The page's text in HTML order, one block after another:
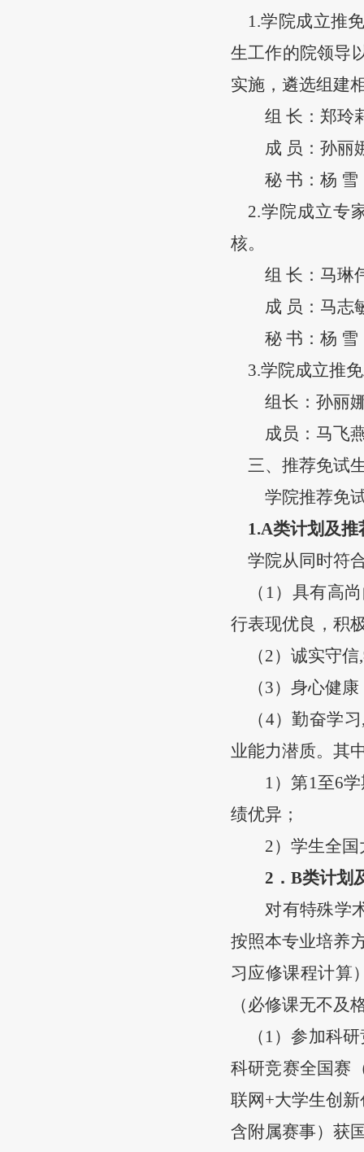
1.学院成立推
生工作的院领导
实施，遴选组建
组 长：郑玲
成 员：孙丽
秘 书：杨 雪
2.学院成立专
核。
组 长 ： 马琳
成 员： 马志
秘 书：杨 雪
3.学院成立推
组长：孙丽
成员：马飞
三、推荐免试
学院推荐免
1.A类计划及推
学院从同时符
（ 1）具有高
行表现优良，积
（2）诚实守信,
（3）身心健
（4）勤奋学习
业能力潜质。其
1）第1至6
绩优异；
2）学生全
2 ．B类计划
对有特殊学
按照本专业培养
习应修课程计算
（必修课无不及
（ 1）参加科
科研竞赛全国赛
联网+大学生创
含附属赛事）获